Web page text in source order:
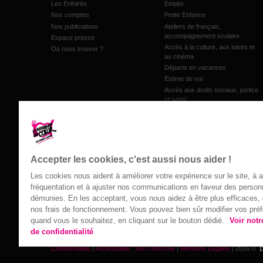
Les Enfoirés
Nos comptes
Nos publications
Espace presse
Où nous trouver ?
Emploi
Petite Enfance
Ateliers de français,
accompagnement scolaire
Accès à la culture, aux loisirs et
au cinéma
Départs en vacances
Estime de soi
Accès aux droits sociaux, justice
et santé
Événements
Radio Restos
L’agenda des Restos
Contact
Confidentialité|Accessibilité : non conforme|Mentions Légales| 2016 ©
Accepter les cookies, c'est aussi nous aider !
Les cookies nous aident à améliorer votre expérience sur le site, à
fréquentation et à ajuster nos communications en faveur des
démunies. En les acceptant, vous nous aidez à être plus efficaces,
nos frais de fonctionnement. Vous pouvez bien sûr modifier vos
quand vous le souhaitez, en cliquant sur le bouton dédié.
Voir
de confidentialité